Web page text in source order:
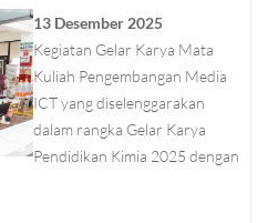
13 Desember 2025
Kegiatan Gelar Karya Mata
Kuliah Pengembangan Media
ICT yang diselenggarakan
dalam rangka Gelar Karya
Pendidikan Kimia 2025 dengan